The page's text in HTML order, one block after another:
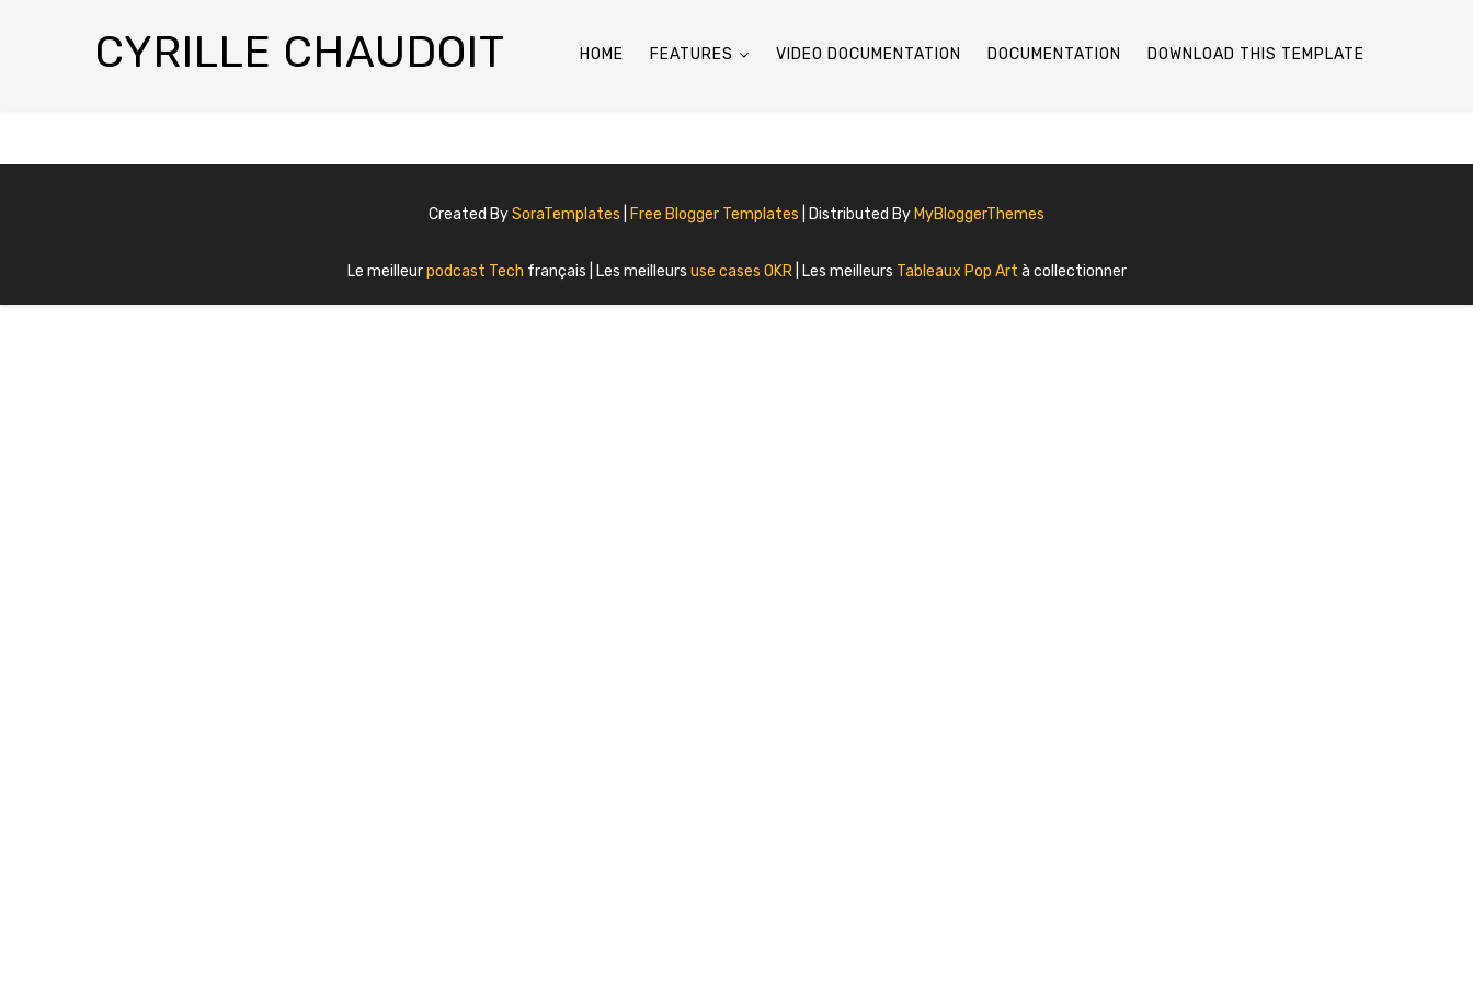
CYRILLE CHAUDOIT HOME FEATURES VIDEO DOCUMENTATION DOCUMENTATION DOWNLOAD THIS TEMPLATE
Created BySoraTemplates Free Blogger Templates | Distributed By MyBloggerThemes
Le meilleurpodcast Tech français | Les meilleurs use cases OKR | Les meilleurs Tableaux Pop Art à collectionner